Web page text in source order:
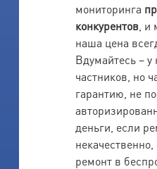
мониторинга
конкурентов, и
наша цена
Вдумайтесь – у
частников, но
гарантию, не
деньги, если
ремонт в